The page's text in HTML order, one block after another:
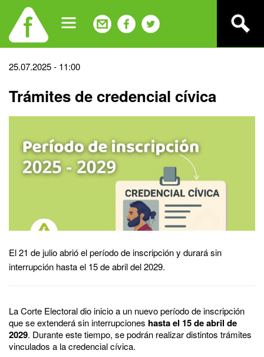
navigation
Back
top
25.07.2025 - 11:00
Trámites de credencial cívica
El 21 de julio abrió el período de inscripción y durará sin
interrupción hasta el 15 de abril del 2029.
La Corte Electoral dio inicio a un nuevo período de inscripción
que se extenderá sin interrupciones hastael 15 de abril de
2029. Durante este tiempo, se podrán realizar distintos trámites
vinculados a la credencial cívica.